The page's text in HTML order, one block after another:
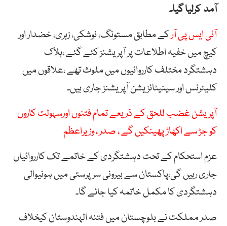
آمد کرلیا گیا۔
آئی ایس پی آرکے مطابق مستونگ، نوشکی، زہری، خضدار اور
کیچ میں خفیہ اطلاعات پر آپریشنز کئے گئے ،ہلاک
دہشتگرد مختلف کارروائیوں میں ملوث تھے ،علاقوں میں
کلیئرنس اور سینیٹائزیشن آپریشنز جاری ہیں۔
آپریشن غضب للحق کے ذریعے تمام فتنوں اورسہولت کاروں
کو جڑ سے اکھاڑ پھینکیں گے ، صدر ، وزیراعظم
عزم استحکام کے تحت دہشتگردی کے خاتمے تک کارروائیاں
جاری رہیں گی،پاکستان سے بیرونی سرپرستی میں ہونیوالی
دہشتگردی کا مکمل خاتمہ کیا جائے گا۔
صدر مملکت نے بلوچستان میں فتنہ الہندوستان کیخلاف